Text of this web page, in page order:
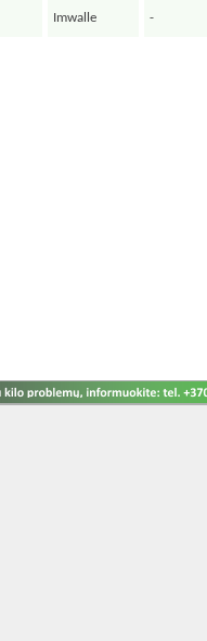
Imwalle -